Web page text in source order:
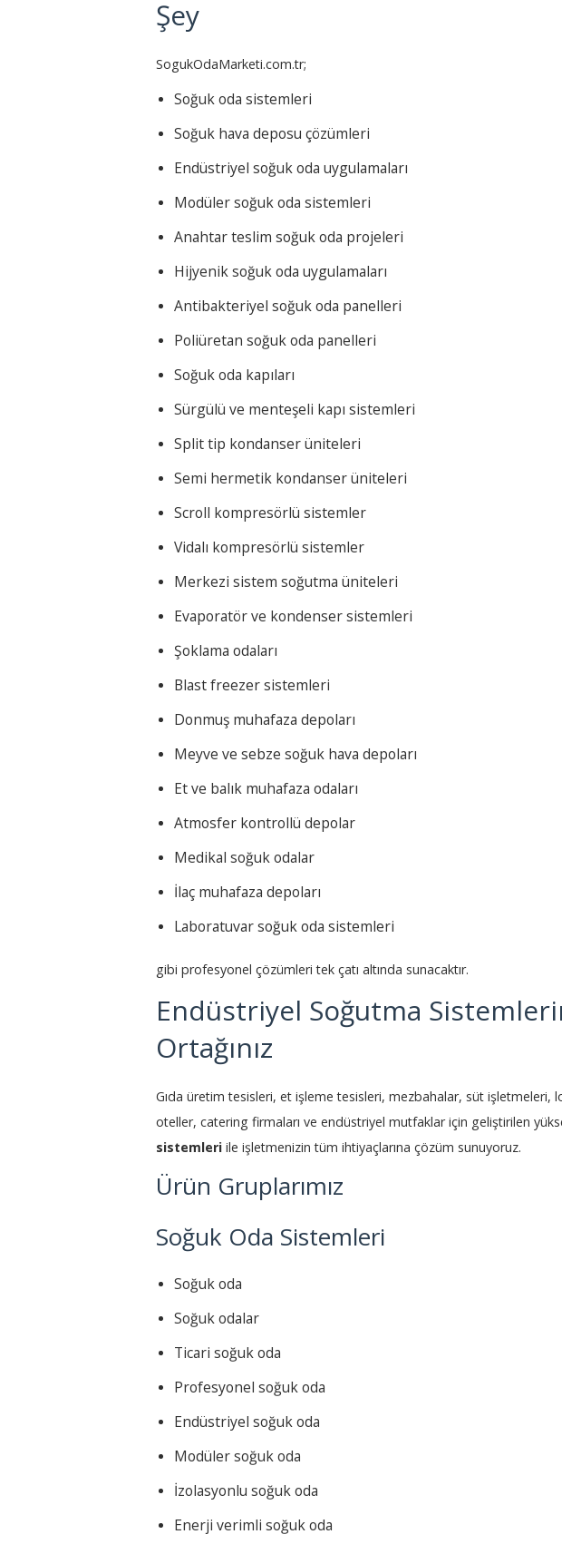
Şey
SogukOdaMarketi.com.tr;
Soğuk oda sistemleri
Soğuk hava deposu çözümleri
Endüstriyel soğuk oda uygulamaları
Modüler soğuk oda sistemleri
Anahtar teslim soğuk oda projeleri
Hijyenik soğuk oda uygulamaları
Antibakteriyel soğuk oda panelleri
Poliüretan soğuk oda panelleri
Soğuk oda kapıları
Sürgülü ve menteşeli kapı sistemleri
Split tip kondanser üniteleri
Semi hermetik kondanser üniteleri
Scroll kompresörlü sistemler
Vidalı kompresörlü sistemler
Merkezi sistem soğutma üniteleri
Evaporatör ve kondenser sistemleri
Şoklama odaları
Blast freezer sistemleri
Donmuş muhafaza depoları
Meyve ve sebze soğuk hava depoları
Et ve balık muhafaza odaları
Atmosfer kontrollü depolar
Medikal soğuk odalar
İlaç muhafaza depoları
Laboratuvar soğuk oda sistemleri
gibi profesyonel çözümleri tek çatı altında sunacaktır.
Endüstriyel Soğutma
Ortağınız
Gıda üretim tesisleri, et işleme tesisleri, mezbahalar, süt
oteller, catering firmaları ve endüstriyel mutfaklar için geliştirilen
sistemleri ile işletmenizin tüm ihtiyaçlarına çözüm sunuyoruz.
Ürün Gruplarımız
Soğuk Oda Sistemleri
Soğuk oda
Soğuk odalar
Ticari soğuk oda
Profesyonel soğuk oda
Endüstriyel soğuk oda
Modüler soğuk oda
İzolasyonlu soğuk oda
Enerji verimli soğuk oda